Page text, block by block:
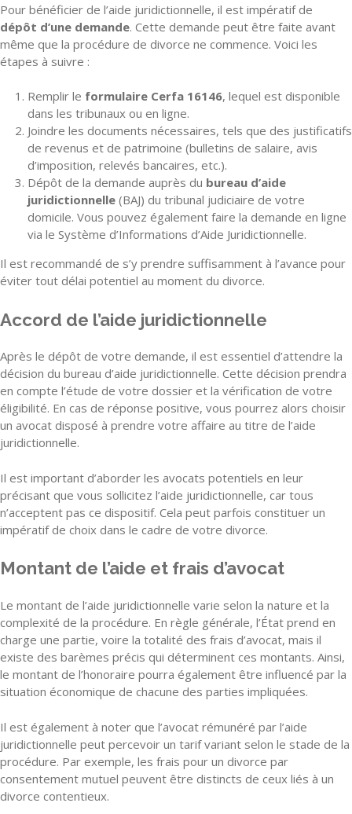
Pour bénéficier de l’aide juridictionnelle, il est impératif de
dépôt d’une demande. Cette demande peut être faite avant
même que la procédure de divorce ne commence. Voici les
étapes à suivre :
Remplir le formulaire Cerfa 16146, lequel est disponible
dans les tribunaux ou en ligne.
Joindre les documents nécessaires, tels que des justificatifs
de revenus et de patrimoine (bulletins de salaire, avis
d’imposition, relevés bancaires, etc.).
Dépôt de la demande auprès du bureau d’aide
juridictionnelle (BAJ) du tribunal judiciaire de votre
domicile. Vous pouvez également faire la demande en ligne
via le Système d’Informations d’Aide Juridictionnelle.
Il est recommandé de s’y prendre suffisamment à l’avance pour
éviter tout délai potentiel au moment du divorce.
Accord de l’aide juridictionnelle
Après le dépôt de votre demande, il est essentiel d’attendre la
décision du bureau d’aide juridictionnelle. Cette décision prendra
en compte l’étude de votre dossier et la vérification de votre
éligibilité. En cas de réponse positive, vous pourrez alors choisir
un avocat disposé à prendre votre affaire au titre de l’aide
juridictionnelle.
Il est important d’aborder les avocats potentiels en leur
précisant que vous sollicitez l’aide juridictionnelle, car tous
n’acceptent pas ce dispositif. Cela peut parfois constituer un
impératif de choix dans le cadre de votre divorce.
Montant de l’aide et frais d’avocat
Le montant de l’aide juridictionnelle varie selon la nature et la
complexité de la procédure. En règle générale, l’État prend en
charge une partie, voire la totalité des frais d’avocat, mais il
existe des barèmes précis qui déterminent ces montants. Ainsi,
le montant de l’honoraire pourra également être influencé par la
situation économique de chacune des parties impliquées.
Il est également à noter que l’avocat rémunéré par l’aide
juridictionnelle peut percevoir un tarif variant selon le stade de la
procédure. Par exemple, les frais pour un divorce par
consentement mutuel peuvent être distincts de ceux liés à un
divorce contentieux.